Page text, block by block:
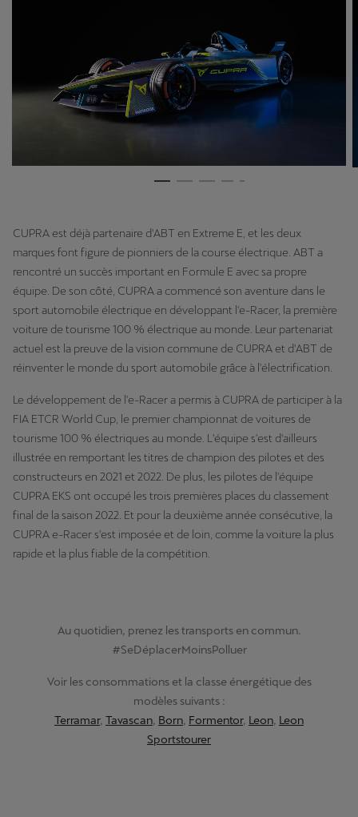
CUPRA est déjà partenaire d'ABT en Extreme E, et les deux
marques font figure de pionniers de la course électrique. ABT a
rencontré un succès important en Formule E avec sa propre
équipe. De son côté, CUPRA a commencé son aventure dans le
sport automobile électrique en développant l'e-Racer, la première
voiture de tourisme 100 % électrique au monde. Leur partenariat
actuel est la preuve de la vision commune de CUPRA et d'ABT de
réinventer le monde du sport automobile grâce à l'électrification.
Le développement de l'e-Racer a permis à CUPRA de participer à la
FIA ETCR World Cup, le premier championnat de voitures de
tourisme 100 % électriques au monde. L'équipe s'est d'ailleurs
illustrée en remportant les titres de champion des pilotes et des
constructeurs en 2021 et 2022. De plus, les pilotes de l'équipe
CUPRA EKS ont occupé les trois premières places du classement
final de la saison 2022. Et pour la deuxième année consécutive, la
CUPRA e-Racer s'est imposée et de loin, comme la voiture la plus
rapide et la plus fiable de la compétition.
Au quotidien, prenez les transports en commun.
#SeDéplacerMoinsPolluer
Voir les consommations et la classe énergétique des
modèles suivants :
Terramar, Tavascan Born Formentor, Leon Leon
Sportstourer